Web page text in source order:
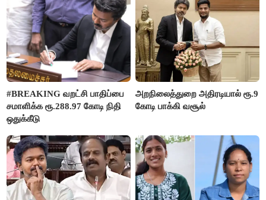
#BREAKING வறட்சி பாதிப்பை
சமாளிக்க ரூ.288.97 கோடி நிதி
ஒதுக்கீடு
அறநிலைத்துறை அதிரடியால் ரூ.9
கோடி பாக்கி வசூல்